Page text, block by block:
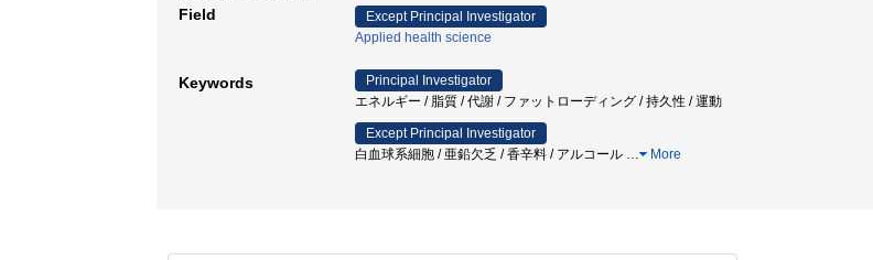
Field
Except Principal Investigator
Applied health science
Keywords
Principal Investigator
エネルギー / 脂質 / 代謝 / ファットローディング / 持久性 / 運動
Except Principal Investigator
白血球系細胞 / 亜鉛欠乏 / 香辛料 / アルコール … More